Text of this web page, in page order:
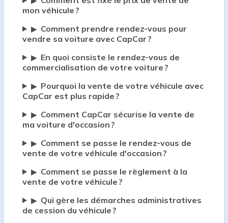
mon véhicule ?
▶ Comment prendre rendez-vous pour
vendre sa voiture avec CapCar ?
▶ En quoi consiste le rendez-vous de
commercialisation de votre voiture ?
▶ Pourquoi la vente de votre véhicule avec
CapCar est plus rapide ?
▶ Comment CapCar sécurise la vente de
ma voiture d'occasion ?
▶ Comment se passe le rendez-vous de
vente de votre véhicule d'occasion ?
▶ Comment se passe le règlement à la
vente de votre véhicule ?
▶ Qui gère les démarches administratives
de cession du véhicule ?